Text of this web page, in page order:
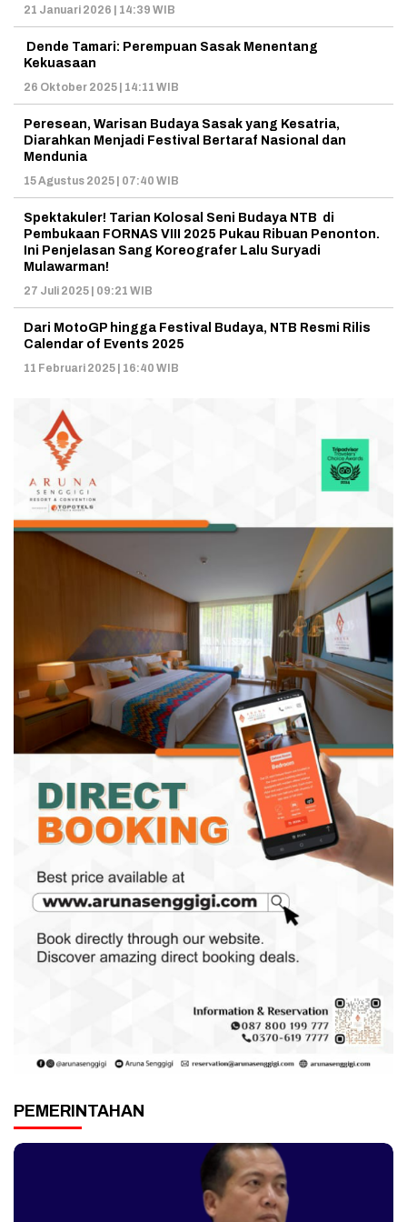
21 Januari 2026 | 14:39 WIB
Dende Tamari: Perempuan Sasak Menentang
Kekuasaan
26 Oktober 2025 | 14:11 WIB
Peresean, Warisan Budaya Sasak yang Kesatria,
Diarahkan Menjadi Festival Bertaraf Nasional dan
Mendunia
15 Agustus 2025 | 07:40 WIB
Spektakuler! Tarian Kolosal Seni Budaya NTB di
Pembukaan FORNAS VIII 2025 Pukau Ribuan Penonton.
Ini Penjelasan Sang Koreografer Lalu Suryadi
Mulawarman!
27 Juli 2025 | 09:21 WIB
Dari MotoGP hingga Festival Budaya, NTB Resmi Rilis
Calendar of Events 2025
11 Februari 2025 | 16:40 WIB
PEMERINTAHAN